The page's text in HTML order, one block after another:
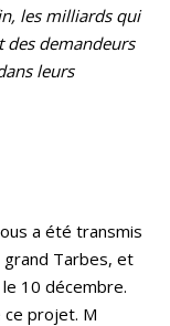
les milliards qui
demandeurs
leurs
a été transmis
grand Tarbes, et
10 décembre.
ce projet. M